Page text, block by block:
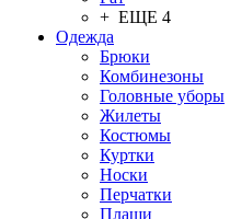
+ ЕЩЕ 4
Одежда
Брюки
Комбинезоны
Головные уборы
Жилеты
Костюмы
Куртки
Носки
Перчатки
Плащи